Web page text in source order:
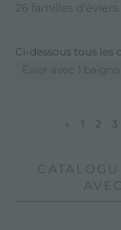
26 familles d'éviers.
Ci-dessous tous les
Évier avec 1
« 1 2 3